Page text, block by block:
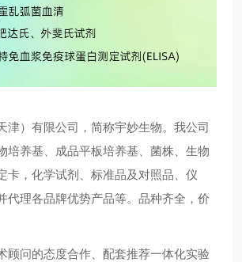
津）有限公司，简称宇妙生物。我公司
培养基、成品平板培养基、菌株、生物
卡，化学试剂、标准品及对照品、仪
代理各品牌优势产品等。品种齐全，价
顾问的态度合作、配套推荐一体化实验